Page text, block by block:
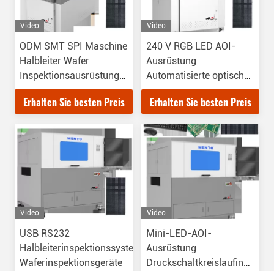
Video
ODM SMT SPI Maschine
Halbleiter Wafer
Inspektionsausrüstung
LED-Beleuchtung
Erhalten Sie besten Preis
Video
240 V RGB LED AOI-
Ausrüstung
Automatisierte optische
Inspektionsmaschine
Erhalten Sie besten Preis
Video
USB RS232
Halbleiterinspektionssystem
Waferinspektionsgeräte
Video
Mini-LED-AOI-
Ausrüstung